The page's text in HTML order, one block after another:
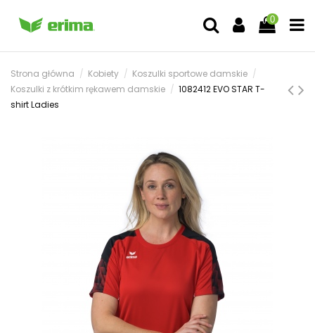
0
Strona główna Kobiety
Koszulki sportowe damskie
Koszulki z krótkim rękawem damskie
1082412 EVO STAR T-
shirt Ladies